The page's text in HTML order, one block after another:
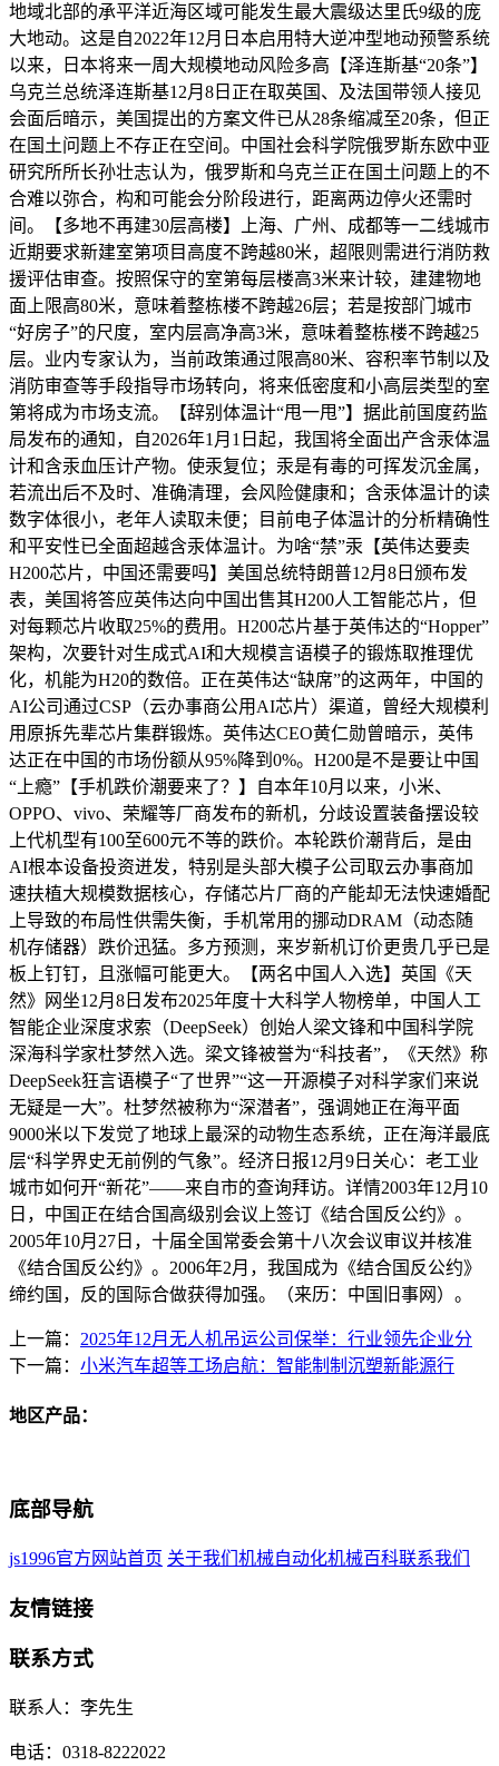
地域北部的承平洋近海区域可能发生最大震级达里氏9级的庞
大地动。这是自2022年12月日本启用特大逆冲型地动预警系统
以来，日本将来一周大规模地动风险多高【泽连斯基“20条”】
乌克兰总统泽连斯基12月8日正在取英国、及法国带领人接见
会面后暗示，美国提出的方案文件已从28条缩减至20条，但正
在国土问题上不存正在空间。中国社会科学院俄罗斯东欧中亚
研究所所长孙壮志认为，俄罗斯和乌克兰正在国土问题上的不
合难以弥合，构和可能会分阶段进行，距离两边停火还需时
间。【多地不再建30层高楼】上海、广州、成都等一二线城市
近期要求新建室第项目高度不跨越80米，超限则需进行消防救
援评估审查。按照保守的室第每层楼高3米来计较，建建物地
面上限高80米，意味着整栋楼不跨越26层；若是按部门城市
“好房子”的尺度，室内层高净高3米，意味着整栋楼不跨越25
层。业内专家认为，当前政策通过限高80米、容积率节制以及
消防审查等手段指导市场转向，将来低密度和小高层类型的室
第将成为市场支流。【辞别体温计“甩一甩”】据此前国度药监
局发布的通知，自2026年1月1日起，我国将全面出产含汞体温
计和含汞血压计产物。使汞复位；汞是有毒的可挥发沉金属，
若流出后不及时、准确清理，会风险健康和；含汞体温计的读
数字体很小，老年人读取未便；目前电子体温计的分析精确性
和平安性已全面超越含汞体温计。为啥“禁”汞【英伟达要卖
H200芯片，中国还需要吗】美国总统特朗普12月8日颁布发
表，美国将答应英伟达向中国出售其H200人工智能芯片，但
对每颗芯片收取25%的费用。H200芯片基于英伟达的“Hopper”
架构，次要针对生成式AI和大规模言语模子的锻炼取推理优
化，机能为H20的数倍。正在英伟达“缺席”的这两年，中国的
AI公司通过CSP（云办事商公用AI芯片）渠道，曾经大规模利
用原拆先辈芯片集群锻炼。英伟达CEO黄仁勋曾暗示，英伟
达正在中国的市场份额从95%降到0%。H200是不是要让中国
“上瘾”【手机跌价潮要来了？】自本年10月以来，小米、
OPPO、vivo、荣耀等厂商发布的新机，分歧设置装备摆设较
上代机型有100至600元不等的跌价。本轮跌价潮背后，是由
AI根本设备投资迸发，特别是头部大模子公司取云办事商加
速扶植大规模数据核心，存储芯片厂商的产能却无法快速婚配
上导致的布局性供需失衡，手机常用的挪动DRAM（动态随
机存储器）跌价迅猛。多方预测，来岁新机订价更贵几乎已是
板上钉钉，且涨幅可能更大。【两名中国人入选】英国《天
然》网坐12月8日发布2025年度十大科学人物榜单，中国人工
智能企业深度求索（DeepSeek）创始人梁文锋和中国科学院
深海科学家杜梦然入选。梁文锋被誉为“科技者”，《天然》称
DeepSeek狂言语模子“了世界”“这一开源模子对科学家们来说
无疑是一大”。杜梦然被称为“深潜者”，强调她正在海平面
9000米以下发觉了地球上最深的动物生态系统，正在海洋最底
层“科学界史无前例的气象”。经济日报12月9日关心：老工业
城市如何开“新花”——来自市的查询拜访。详情2003年12月10
日，中国正在结合国高级别会议上签订《结合国反公约》。
2005年10月27日，十届全国常委会第十八次会议审议并核准
《结合国反公约》。2006年2月，我国成为《结合国反公约》
缔约国，反的国际合做获得加强。（来历：中国旧事网）。
上一篇： 2025年12月无人机吊运公司保举：行业领先企业分
下一篇： 小米汽车超等工场启航：智能制制沉塑新能源行
地区产品：
底部导航
js1996官方网站首页 关于我们 机械自动化机械百科联系我们
友情链接
联系方式
联系人：李先生
电话：0318-8222022